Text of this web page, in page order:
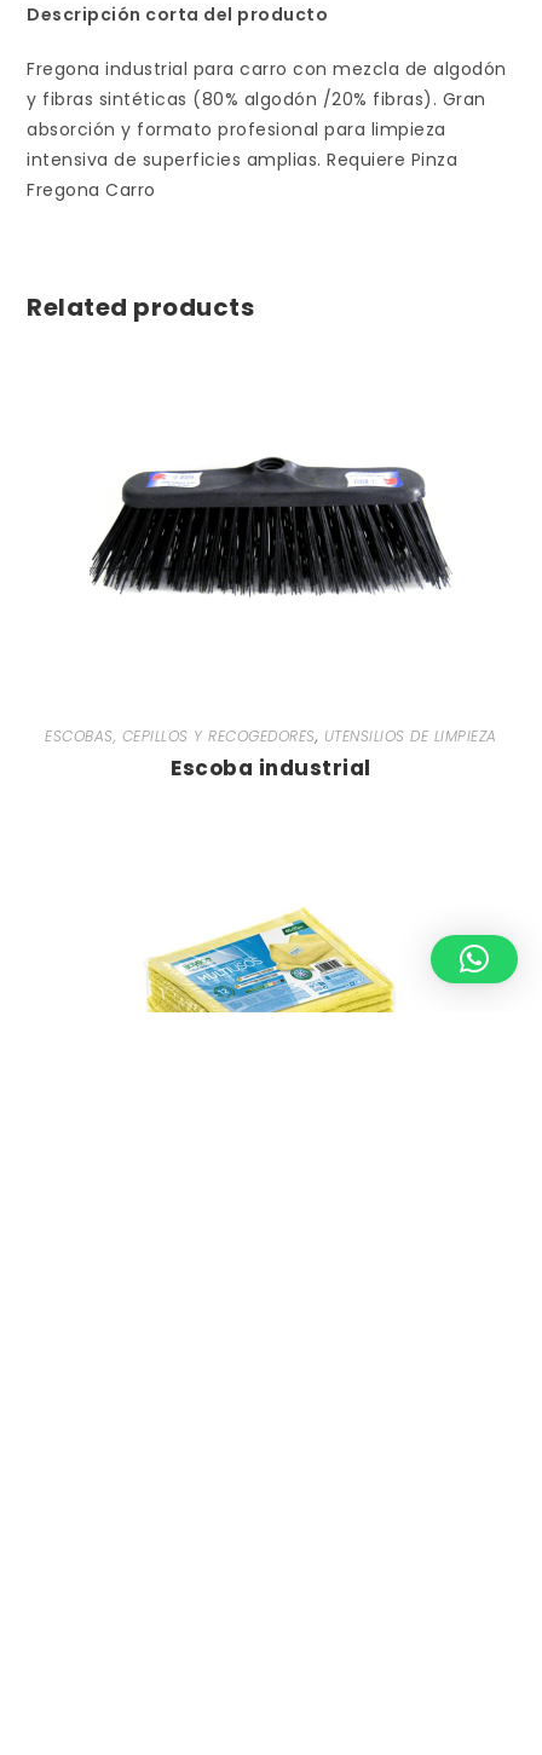
Descripción corta del producto
Fregona industrial para carro con mezcla de algodón
y fibras sintéticas (80% algodón /20% fibras). Gran
absorción y formato profesional para limpieza
intensiva de superficies amplias. Requiere Pinza
Fregona Carro
Related products
ESCOBAS, CEPILLOS Y RECOGEDORES, UTENSILIOS DE LIMPIEZA
Escoba industrial